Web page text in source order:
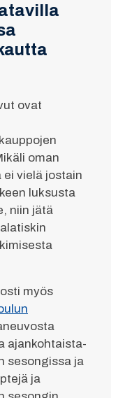
ovat
oman
ei vielä jostain
luksusta
niin jätä
myös
ajankohtaista-
sesongissa ja
ja